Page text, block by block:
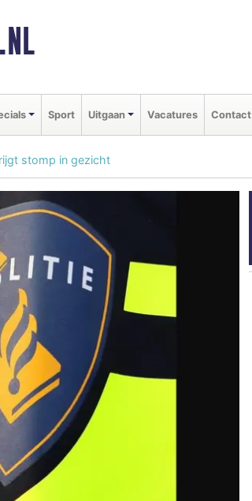
Sport Uitgaan Vacatures Contact
stomp in gezicht